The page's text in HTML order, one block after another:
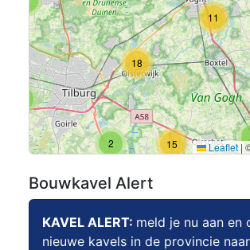
11
2
18
15 Leaflet |
Bouwkavel Alert
KAVEL ALERT: meld je nu aan en
nieuwe kavels in de provincie